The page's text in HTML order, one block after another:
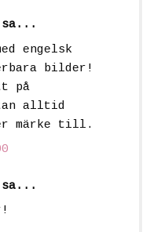
sa...
engelsk
bilder!
på
alltid
märke till.
sa...